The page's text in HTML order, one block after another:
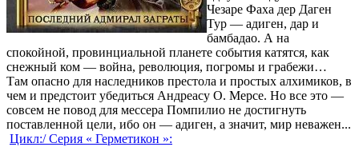
Чезаре Фаха дер Даген
Тур — адиген, дар и
бамбадао. А на
спокойной, провинциальной планете события катятся, как
снежный ком — война, революция, погромы и грабежи…
Там опасно для наследников престола и простых алхимиков, в
чем и предстоит убедиться Андреасу О. Мерсе. Но все это —
совсем не повод для мессера Помпилио не достигнуть
поставленной цели, ибо он — адиген, а значит, мир неважен...
Цикл:/ Серия « Герметикон »: